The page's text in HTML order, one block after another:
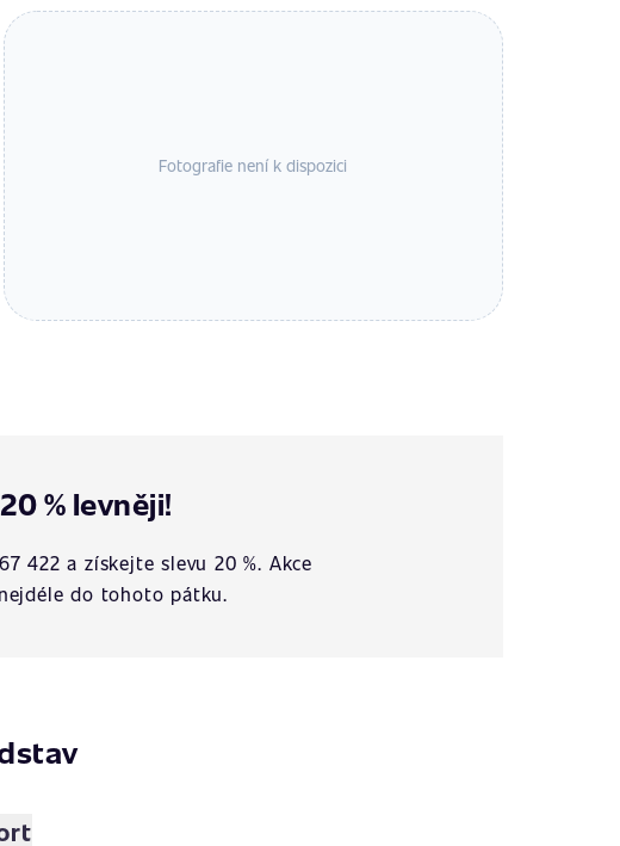
Fotografie není k dispozici
% levněji!
422 a získejte slevu 20 %. Akce
do tohoto pátku.